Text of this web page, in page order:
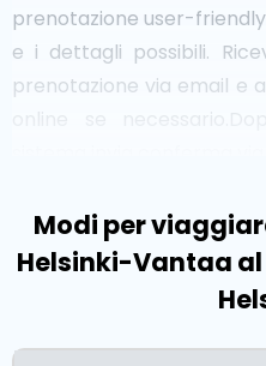
prenotazione user-
e i dettagli possibili.
prenotazione via email e
I taxi per l'aeroporto
internazionali e nei porti
Modi per
Helsinki-Vantaa